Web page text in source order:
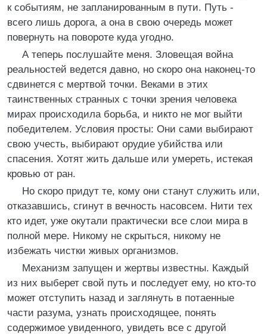
к событиям, не запланированным в пути. Путь -
всего лишь дорога, а она в свою очередь может
повернуть на повороте куда угодно.
А теперь послушайте меня. Зловещая война
реальностей ведется давно, но скоро она наконец-то
сдвинется с мертвой точки. Веками в этих
таинственных странных с точки зрения человека
мирах происходила борьба, и никто не мог выйти
победителем. Условия просты: Они сами выбирают
свою учесть, выбирают орудие убийства или
спасения. Хотят жить дальше или умереть, истекая
кровью от ран.
Но скоро придут те, кому они станут служить или,
отказавшись, сгинут в вечность насовсем. Нити тех
кто идет, уже окутали практически все слои мира в
полной мере. Никому не скрыться, никому не
избежать чистки живых организмов.
Механизм запущен и жертвы известны. Каждый
из них выберет свой путь и последует ему, но кто-то
может отступить назад и заглянуть в потаенные
части разума, узнать происходящее, понять
содержимое увиденного, увидеть все с другой